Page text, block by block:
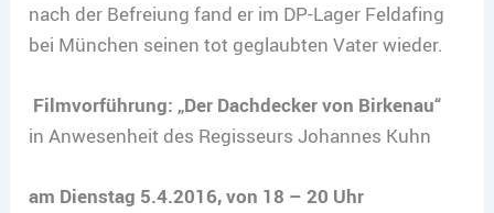
nach der Befreiung fand er im DP-Lager Feldafing
bei München seinen tot geglaubten Vater wieder.
Filmvorführung: „Der Dachdecker von Birkenau“
in Anwesenheit des Regisseurs Johannes Kuhn
am Dienstag 5.4.2016, von 18 – 20 Uhr